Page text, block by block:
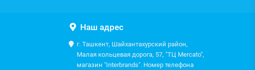
Наш адрес
г. Ташкент, Шайхантахурский район,
Малая кольцевая дорога, 57, "ТЦ Mercato",
магазин "Interbrands". Номер телефона